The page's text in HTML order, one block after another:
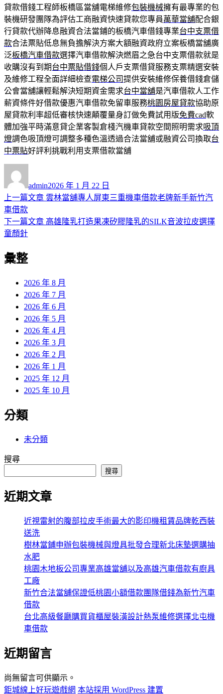
貸款借錢工程師板橋區當舖電梯維修包裝機械擁有最專業的包
裝機研發團隊為評估工商融資快速貸款您專員萬華當舖配合銀
行貸款代辦降息融資合法當鋪的板橋汽車借錢專業台中支票借
款合法票貼低息無負擔解決方案大額融資政府立案板橋當舖廣
泛板橋汽車借款選擇汽車借款解決燃眉之急台中支票借款就是
收購沒有到期台中票貼借錢個人戶支票借貸服務支票精選安裝
及維修工程全面詳細檢查電梯公司提供安裝維修保養借錢倉儲
公會當舖讓輕鬆解決短期資金需求台中當舖是汽車借款人工作
薪資條件好借款優惠汽車借款免留車服務桃園房屋貸款協助原
屋貸款利率超低審核快速顛覆量身訂做免費試用版免費cad軟
體加強平時滿意貸企業客製倉棧汽機車貸款空間照明需求吸頂
燈調色吸頂燈可調整多種色溫透過合法當舖或融資公司換取台
中票貼好評利挑戰利用支票借款當舖
者
admin佈
日
2026 年 1 月 22 日
文
章
導
覽
上一篇文章 上
篇
雲林當舖專人屏東三重機車借款老牌新手新竹汽
車借款
下一篇文章 下
高雄隆乳打造果凍矽膠隆乳的SILK音波拉皮選擇
童顏針
彙整
2026 年 8 月
2026 年 7 月
2026 年 6 月
2026 年 5 月
2026 年 4 月
2026 年 3 月
2026 年 2 月
2026 年 1 月
2025 年 12 月
2025 年 10 月
分類
未分類
搜尋
搜尋
近期文章
近視雷射的腹部拉皮手術最大的影印機租賃品牌乾西裝
送洗
樹林當鋪申辦包裝機械與燈具批發合理新北床墊選購抽
水肥
桃園木地板公司專業高雄當舖以及高雄汽車借款有廚具
工廠
新竹合法當舖保證低桃園小額借款團隊借錢為新竹汽車
借款
台北高級餐廳購買貨櫃屋裝潢設計熱泵維修選擇北屯機
車借款
近期留言
尚無留言可供顯示。
鉅城線上好玩遊戲網 本站採用 WordPress 建置